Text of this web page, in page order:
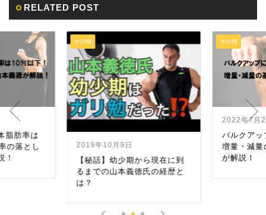
RELATED POST
脂肪率は
の落とし
！
その他
2019年10月9日
【秘話】幼少期から現在に到
るまでの山本義徳氏の経歴と
は？
その他
2022年7月
バルクアッ
増量・減量
が解説！